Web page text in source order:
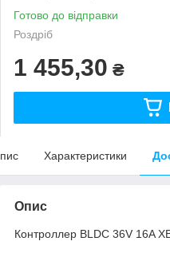
Готово до відправки
Роздріб
1 455,30 ₴
Характеристики
Опис
Контроллер BLDC 36V 16A